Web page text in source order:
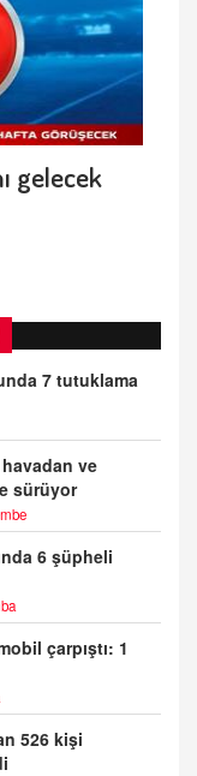
gelecek
7 tutuklama
havadan ve
sürüyor
6 şüpheli
çarpıştı: 1
526 kişi